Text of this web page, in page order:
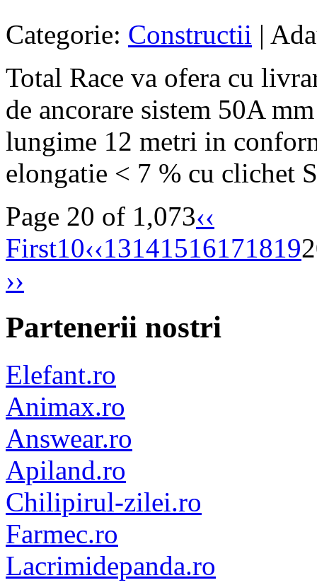
Categorie: Constructii |
Total Race va ofera cu
de ancorare sistem 50A
lungime 12 metri in
elongatie < 7 % cu clichet
Page 20 of 1,073‹‹
First10‹‹13141516171819
››
Partenerii nostri
Elefant.ro
Animax.ro
Answear.ro
Apiland.ro
Chilipirul-zilei.ro
Farmec.ro
Lacrimidepanda.ro